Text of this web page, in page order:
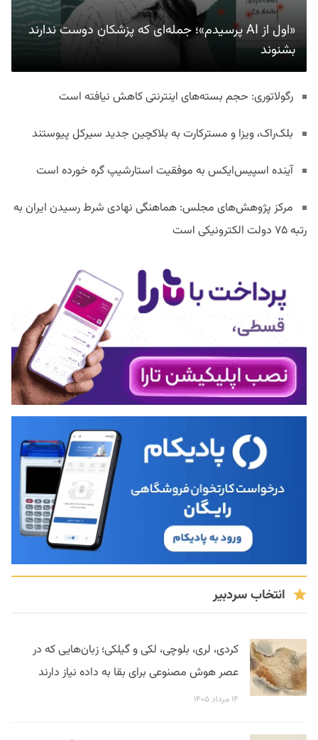
«اول از AI پرسیدم»؛ جمله‌ای که پزشکان دوست ندارند
بشنوند
رگولاتوری: حجم بسته‌های اینترنتی کاهش نیافته است
بلک‌راک، ویزا و مسترکارت به بلاکچین جدید سیرکل پیوستند
آینده اسپیس‌ایکس به موفقیت استارشیپ گره خورده است
مرکز پژوهش‌های مجلس: هماهنگی نهادی شرط رسیدن ایران به
رتبه ۷۵ دولت الکترونیکی است
انتخاب سردبیر
کردی، لری، بلوچی، لکی و گیلکی؛ زبان‌هایی که در
عصر هوش مصنوعی برای بقا به داده نیاز دارند
۱۴ مرداد ۱۴۰۵